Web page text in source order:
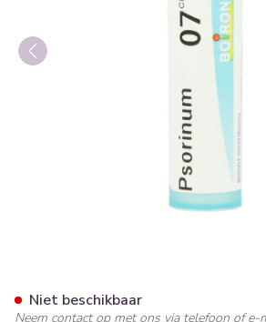
Niet beschikbaar
Neem contact op met ons via telefoon of e-